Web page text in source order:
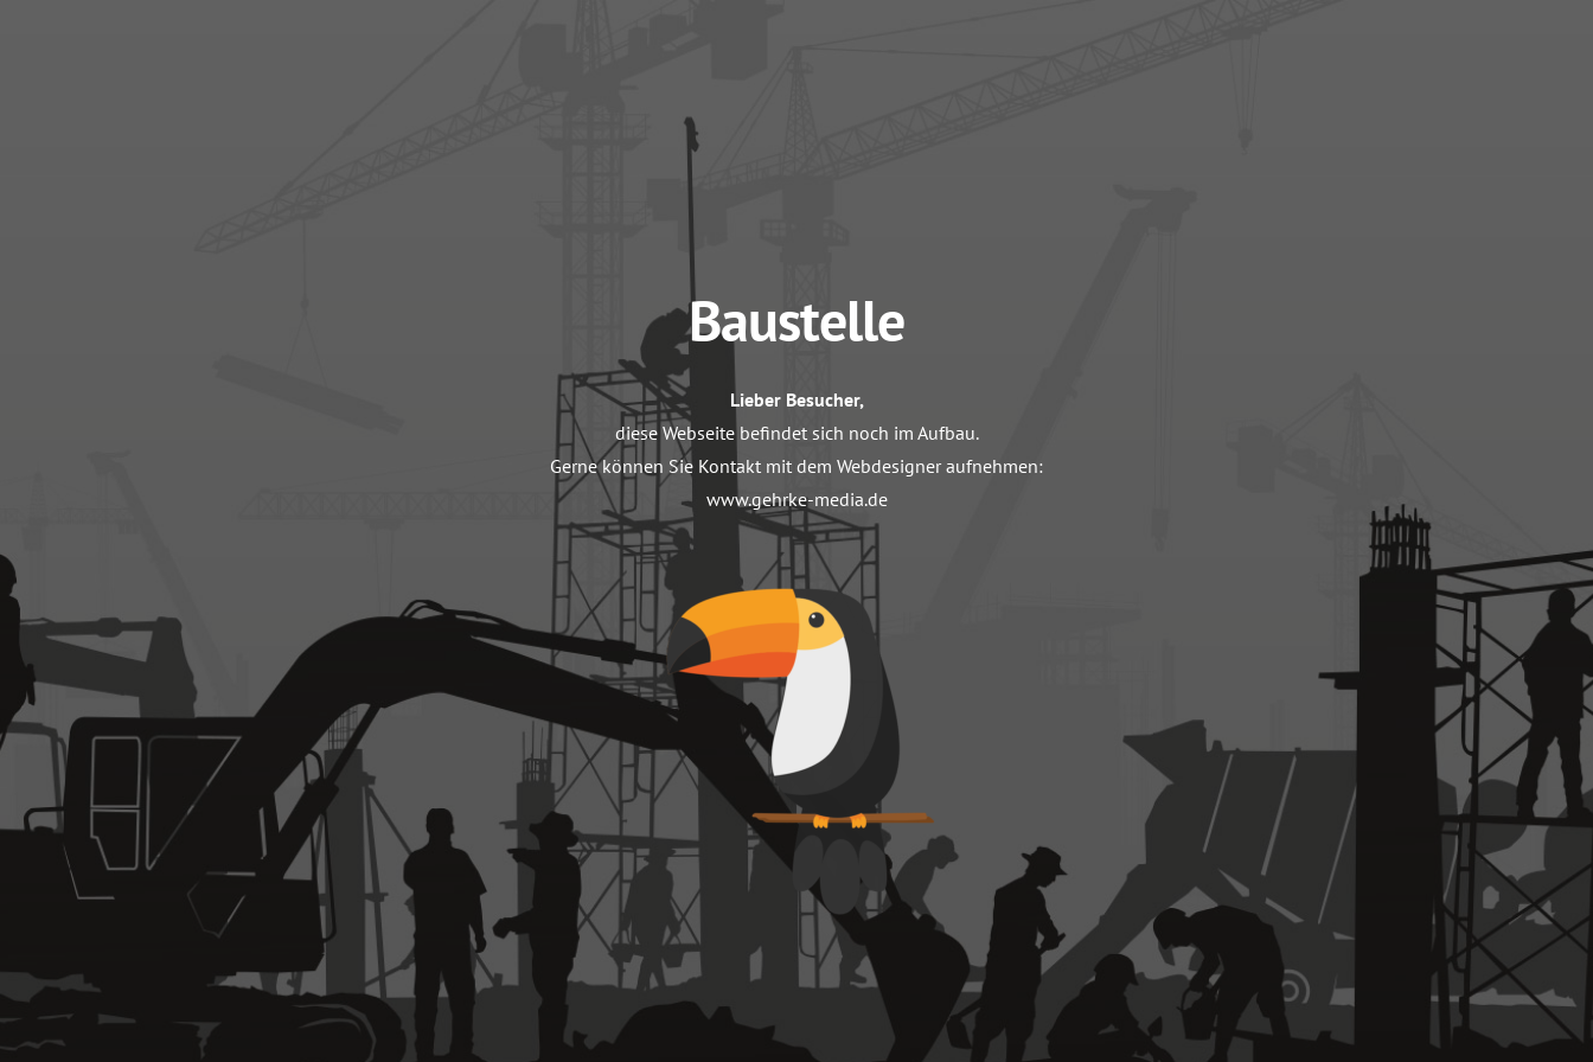
Baustelle
Lieber Besucher,
diese Webseite befindet sich noch im Aufbau.
Gerne können Sie Kontakt mit dem Webdesigner aufnehmen:
www.gehrke-media.de